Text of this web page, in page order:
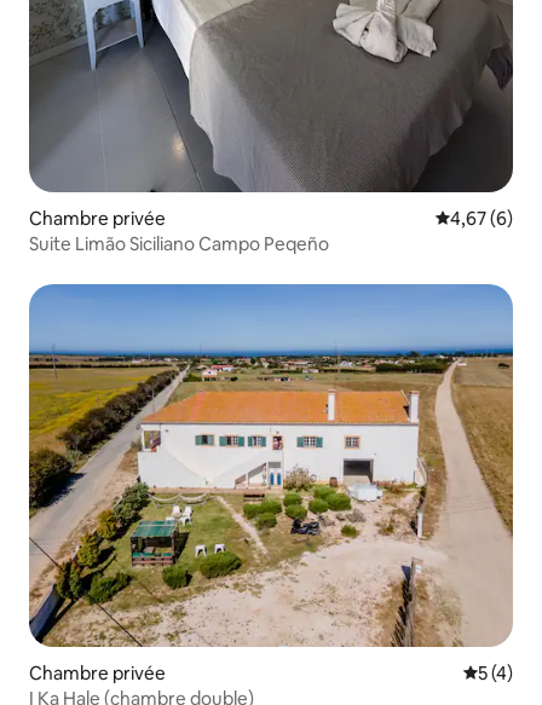
Chambre privée Évaluation
4,67 (6)
Suite Limão Siciliano Campo Peqeño
Chambre privée
5 (4)
I Ka Hale (chambre double)